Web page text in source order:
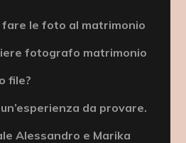
le foto al matrimonio
fotografo matrimonio
file?
da provare.
Alessandro e Marika